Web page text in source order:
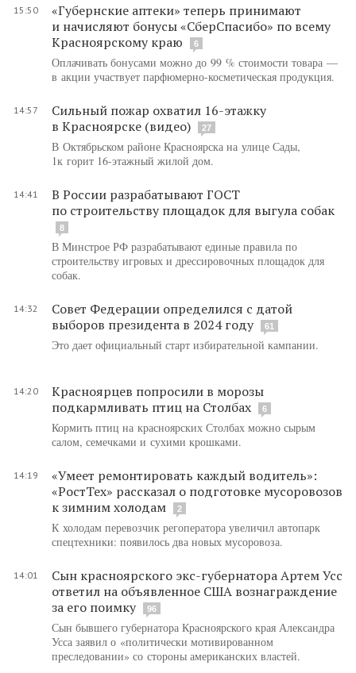
15:50
«Губернские аптеки» теперь принимают
и начисляют бонусы «СберСпасибо» по всему
Красноярскому краю
6
Оплачивать бонусами можно до 99 % стоимости товара —
в акции участвует парфюмерно-косметическая продукция.
14:57
Сильный пожар охватил 16-этажку
в Красноярске (видео)
27
В Октябрьском районе Красноярска на улице Сады,
1к горит 16-этажный жилой дом.
14:41
В России разрабатывают ГОСТ
по строительству площадок для выгула собак
8
В Минстрое РФ разрабатывают единые правила по
строительству игровых и дрессировочных площадок для
собак.
14:32
Совет Федерации определился с датой
выборов президента в 2024 году
61
Это дает официальный старт избирательной кампании.
14:20
Красноярцев попросили в морозы
подкармливать птиц на Столбах
6
Кормить птиц на красноярских Столбах можно сырым
салом, семечками и сухими крошками.
14:19
«Умеет ремонтировать каждый водитель»:
«РостТех» рассказал о подготовке мусоровозов
к зимним холодам
2
К холодам перевозчик регоператора увеличил автопарк
спецтехники: появилось два новых мусоровоза.
14:01
Сын красноярского экс-губернатора Артем Усс
ответил на объявленное США вознаграждение
за его поимку
96
Сын бывшего губернатора Красноярского края Александра
Усса заявил о «политически мотивированном
преследовании» со стороны американских властей.